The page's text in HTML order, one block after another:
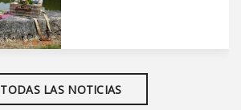
TODAS LAS NOTICIAS